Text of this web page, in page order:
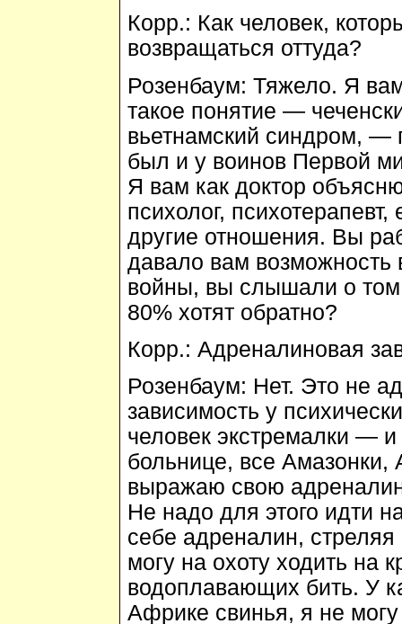
Корр.: Как человек,
возвращаться оттуда?
Розенбаум: Тяжело. Я
такое понятие —
вьетнамский синдром, —
был и у воинов Первой
Я вам как доктор
психолог,
другие отношения. Вы
давало вам возможность
войны, вы слышали о
80% хотят обратно?
Корр.: Адреналиновая
Розенбаум: Нет. Это не
зависимость у
человек экстремалки —
больнице, все
выражаю свою
Не надо для этого идти
себе адреналин,
могу на охоту ходить на
водоплавающих бить. У
Африке свинья, я не